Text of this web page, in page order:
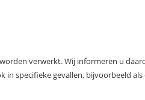
verwerkt. Wij informeren u
specifieke gevallen, bijvoorbeeld